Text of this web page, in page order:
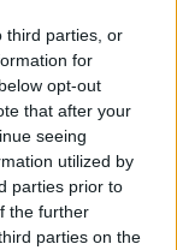
third parties, or
for
opt-out
that after your
seeing
utilized by
parties prior to
the further
parties on the